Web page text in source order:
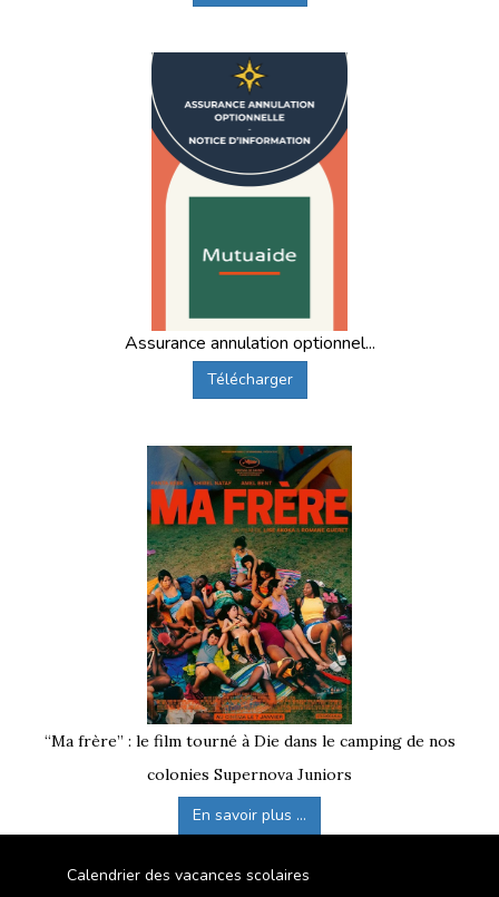
Assurance annulation optionnel...
Télécharger
“Ma frère” : le film tourné à Die dans le camping de nos
colonies Supernova Juniors
En savoir plus ...
Calendrier des vacances scolaires